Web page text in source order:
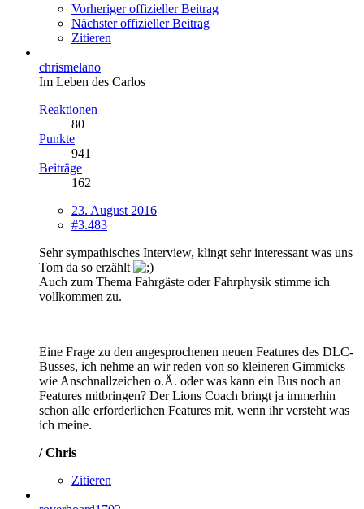
Vorheriger offizieller Beitrag
Nächster offizieller Beitrag
Zitieren
chrismelano
Im Leben des Carlos
Reaktionen
80
Punkte
941
Beiträge
162
23. August 2016
#3.483
Sehr sympathisches Interview, klingt sehr interessant was uns
Tom da so erzählt
Auch zum Thema Fahrgäste oder Fahrphysik stimme ich
vollkommen zu.
Eine Frage zu den angesprochenen neuen Features des DLC-
Busses, ich nehme an wir reden von so kleineren Gimmicks
wie Anschnallzeichen o.Ä. oder was kann ein Bus noch an
Features mitbringen? Der Lions Coach bringt ja immerhin
schon alle erforderlichen Features mit, wenn ihr versteht was
ich meine.
/ Chris
Zitieren